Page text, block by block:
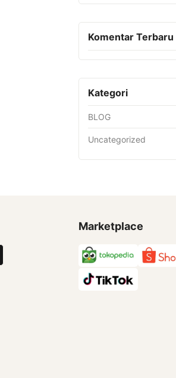
Komentar Terbaru
Kategori
BLOG
Uncategorized
Marketplace